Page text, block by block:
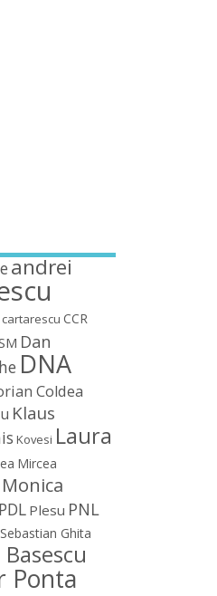
andrei
cartarescu CCR
Dan
DNA
Coldea
Klaus
Kovesi Laura
Mircea
Monica
PDL Plesu PNL
Sebastian Ghita
Ponta